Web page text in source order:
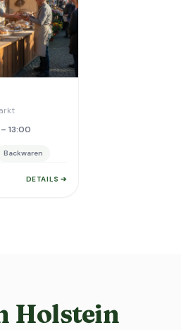
13:00
Backwaren
DETAILS ➔
Holstein